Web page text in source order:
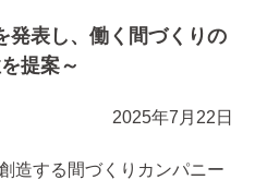
発表し、働く間づくりの
提案～
2025年7月22日
造する間づくりカンパニー